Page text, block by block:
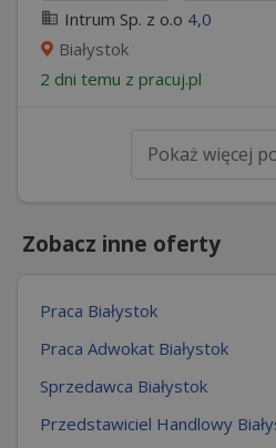
Intrum Sp. z o.o 4,0
Białystok
2 dni temu z pracuj.pl
Pokaż więcej
Zobacz inne oferty
Praca Białystok
Praca Adwokat Białystok
Sprzedawca Białystok
Przedstawiciel Handlowy